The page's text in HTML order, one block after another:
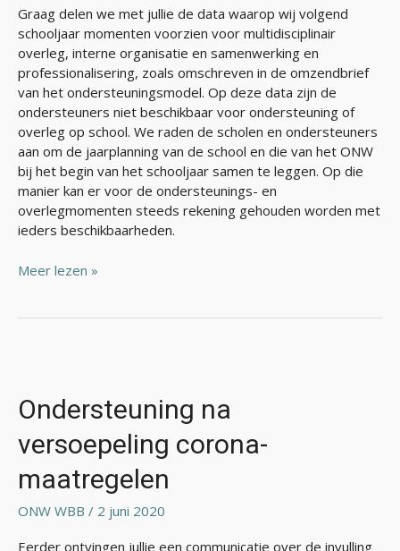
Graag delen we met jullie de data waarop wij volgend
schooljaar momenten voorzien voor multidisciplinair
overleg, interne organisatie en samenwerking en
professionalisering, zoals omschreven in de omzendbrief
van het ondersteuningsmodel. Op deze data zijn de
ondersteuners niet beschikbaar voor ondersteuning of
overleg op school. We raden de scholen en ondersteuners
aan om de jaarplanning van de school en die van het ONW
bij het begin van het schooljaar samen te leggen. Op die
manier kan er voor de ondersteunings- en
overlegmomenten steeds rekening gehouden worden met
ieders beschikbaarheden.
Meer lezen »
Ondersteuning na
versoepeling corona-
maatregelen
ONW WBB / 2 juni 2020
Eerder ontvingen jullie een communicatie over de invulling
versoepeling
corona-
maatregelen